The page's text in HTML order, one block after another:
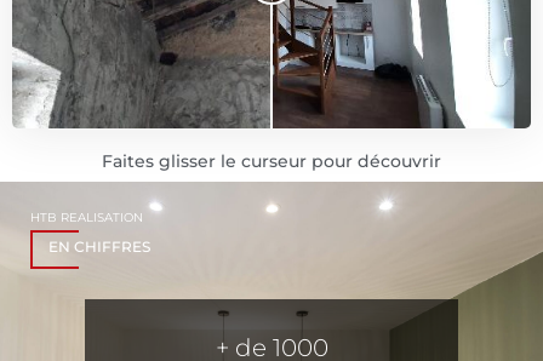
Faites glisser le curseur pour découvrir
HTB REALISATION
EN CHIFFRES
+ de 1000